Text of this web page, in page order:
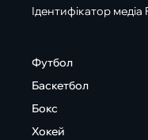
Ідентифікатор
Футбол
Баскетбол
Бокс
Хокей